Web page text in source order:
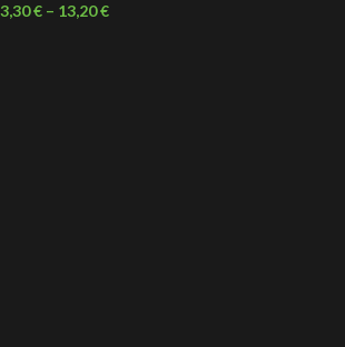
3,30€ – 13,20€